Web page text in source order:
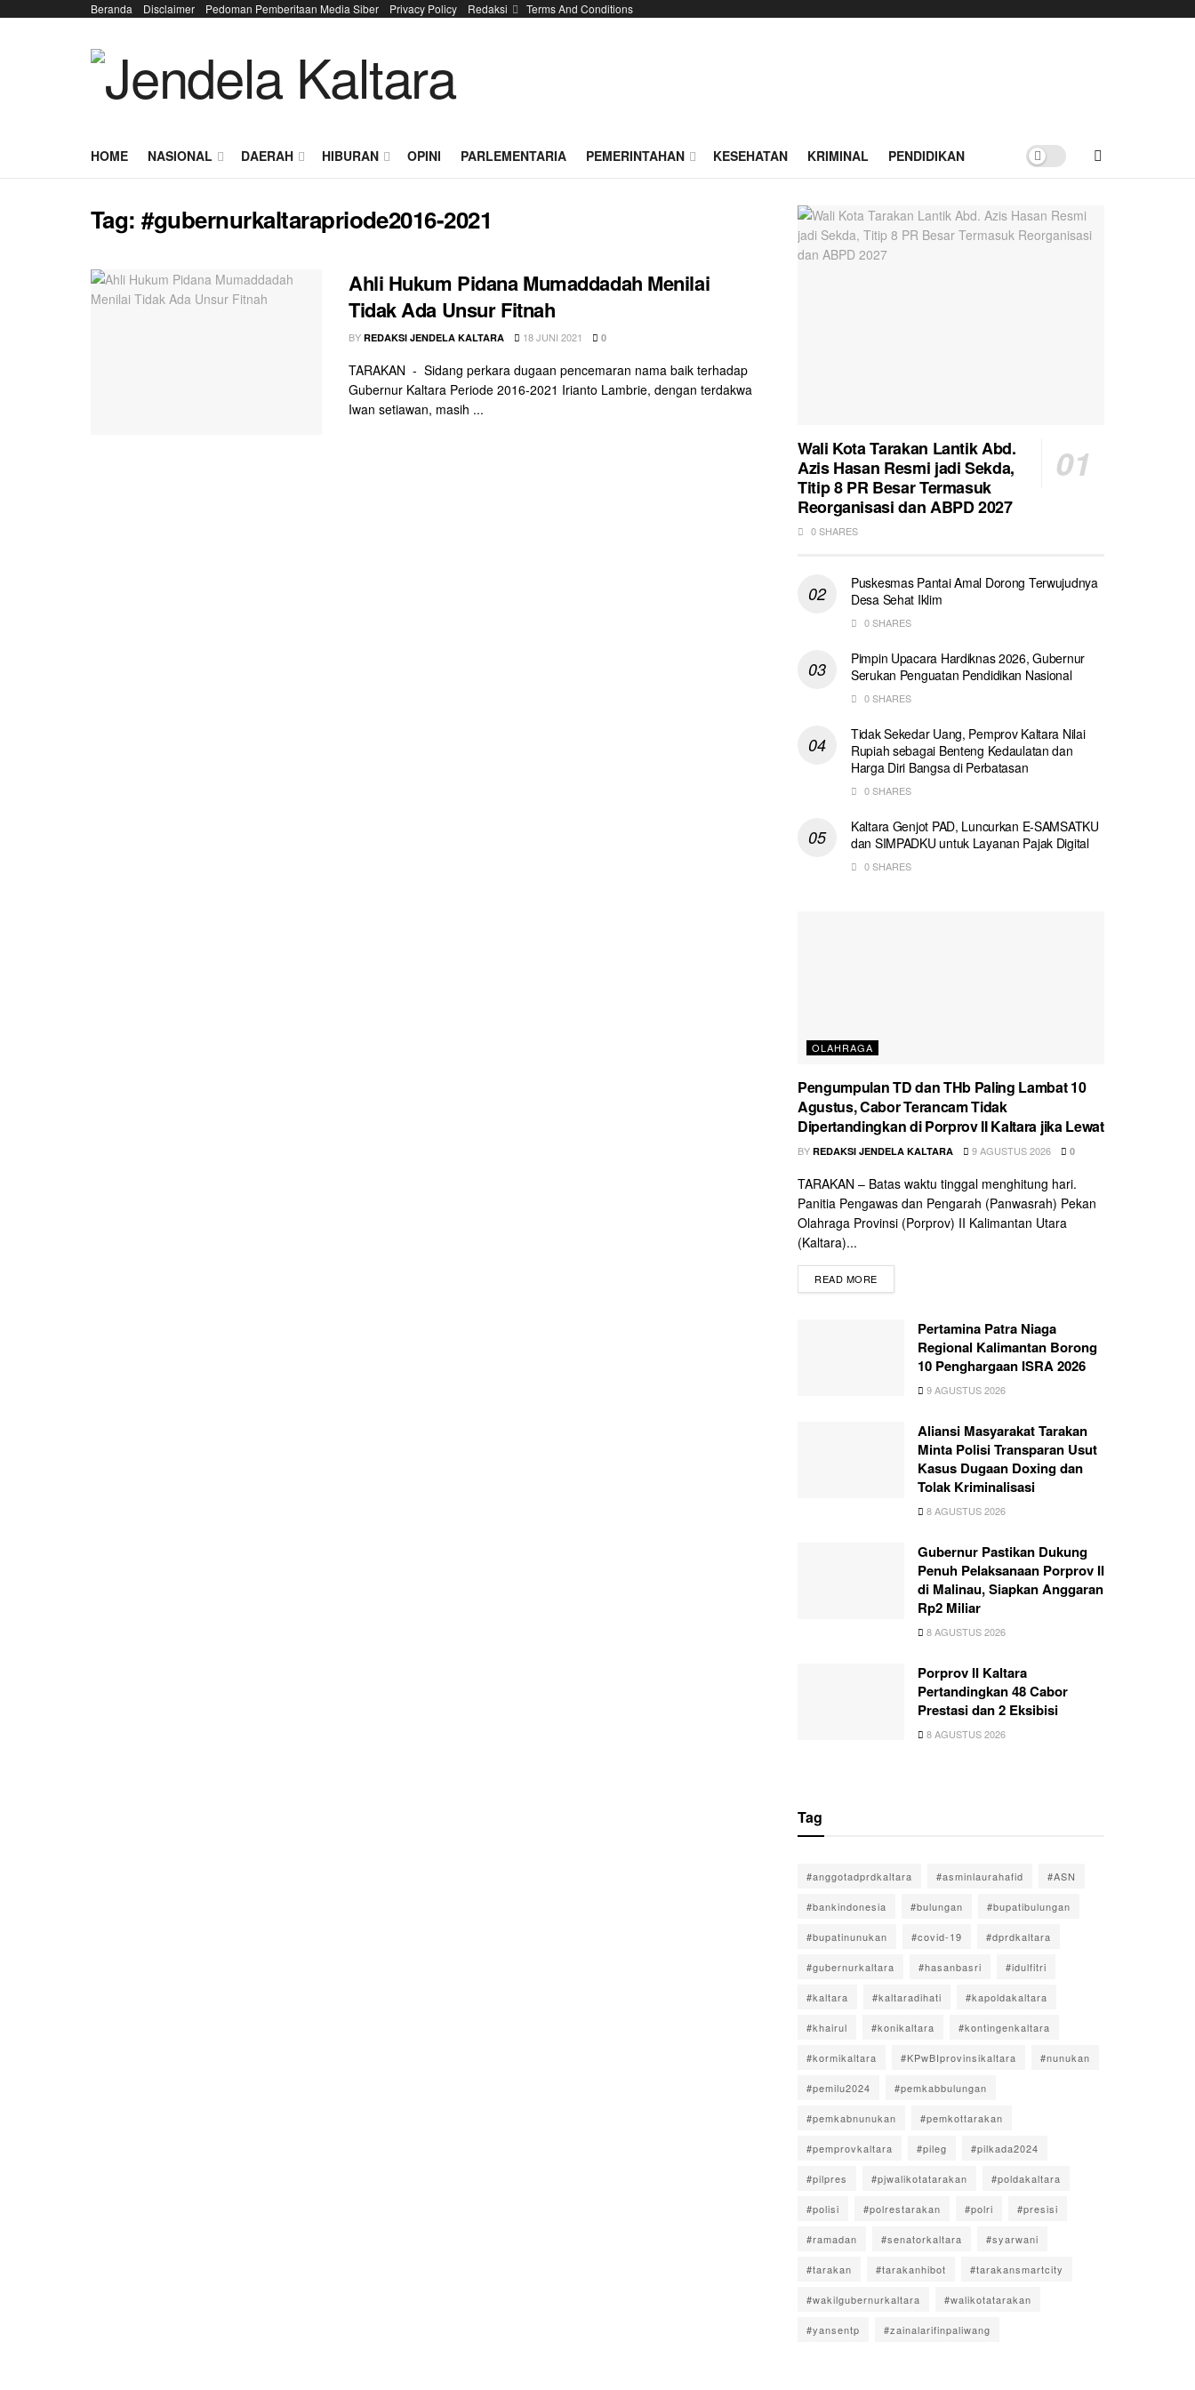
Beranda Disclaimer Pedoman Pemberitaan Media Siber Privacy Policy Redaksi Terms And Conditions
HOME NASIONAL DAERAH HIBURAN OPINI PARLEMENTARIA PEMERINTAHAN KESEHATAN KRIMINAL PENDIDIKAN
Tag:#gubernurkaltarapriode2016-2021
Ahli Hukum Pidana Mumaddadah Menilai
Tidak Ada Unsur Fitnah
BY REDAKSI JENDELA KALTARA 18 JUNI 2021 0
TARAKAN - Sidang perkara dugaan pencemaran nama baik terhadap
Gubernur Kaltara Periode 2016-2021 Irianto Lambrie, dengan terdakwa
Iwan setiawan, masih ...
Wali Kota Tarakan Lantik Abd.
Azis Hasan Resmi jadi Sekda,
Titip 8 PR Besar Termasuk
Reorganisasi dan ABPD 2027
0 SHARES
Puskesmas Pantai Amal Dorong Terwujudnya
Desa Sehat Iklim
0 SHARES
Pimpin Upacara Hardiknas 2026, Gubernur
Serukan Penguatan Pendidikan Nasional
0 SHARES
Tidak Sekedar Uang, Pemprov Kaltara Nilai
Rupiah sebagai Benteng Kedaulatan dan
Harga Diri Bangsa di Perbatasan
0 SHARES
Kaltara Genjot PAD, Luncurkan E-SAMSATKU
dan SIMPADKU untuk Layanan Pajak Digital
0 SHARES
OLAHRAGA
Pengumpulan TD dan THb Paling Lambat 10
Agustus, Cabor Terancam Tidak
Dipertandingkan di Porprov II Kaltara jika Lewat
BY REDAKSI JENDELA KALTARA 9 AGUSTUS 2026 0
TARAKAN – Batas waktu tinggal menghitung hari.
Panitia Pengawas dan Pengarah (Panwasrah) Pekan
Olahraga Provinsi (Porprov) II Kalimantan Utara
(Kaltara)...
READ MORE
Pertamina Patra Niaga
Regional Kalimantan Borong
10 Penghargaan ISRA 2026
9 AGUSTUS 2026
Aliansi Masyarakat Tarakan
Minta Polisi Transparan Usut
Kasus Dugaan Doxing dan
Tolak Kriminalisasi
8 AGUSTUS 2026
Gubernur Pastikan Dukung
Penuh Pelaksanaan Porprov II
di Malinau, Siapkan Anggaran
Rp2 Miliar
8 AGUSTUS 2026
Porprov II Kaltara
Pertandingkan 48 Cabor
Prestasi dan 2 Eksibisi
8 AGUSTUS 2026
Tag
#anggotadprdkaltara #asminlaurahafid #ASN
#bankindonesia #bulungan #bupatibulungan
#bupatinunukan #covid-19 #dprdkaltara
#gubernurkaltara #hasanbasri #idulfitri
#kaltara #kaltaradihati #kapoldakaltara
#khairul #konikaltara #kontingenkaltara
#kormikaltara #KPwBIprovinsikaltara #nunukan
#pemilu2024 #pemkabbulungan
#pemkabnunukan #pemkottarakan
#pemprovkaltara #pileg #pilkada2024
#pilpres #pjwalikotatarakan #poldakaltara
#polisi #polrestarakan #polri #presisi
#ramadan #senatorkaltara #syarwani
#tarakan #tarakanhibot #tarakansmartcity
#wakilgubernurkaltara #walikotatarakan
#yansentp #zainalarifinpaliwang